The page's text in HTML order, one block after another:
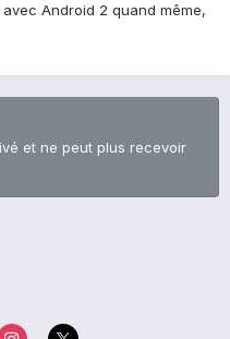
Android 2 quand même,
et ne peut plus recevoir